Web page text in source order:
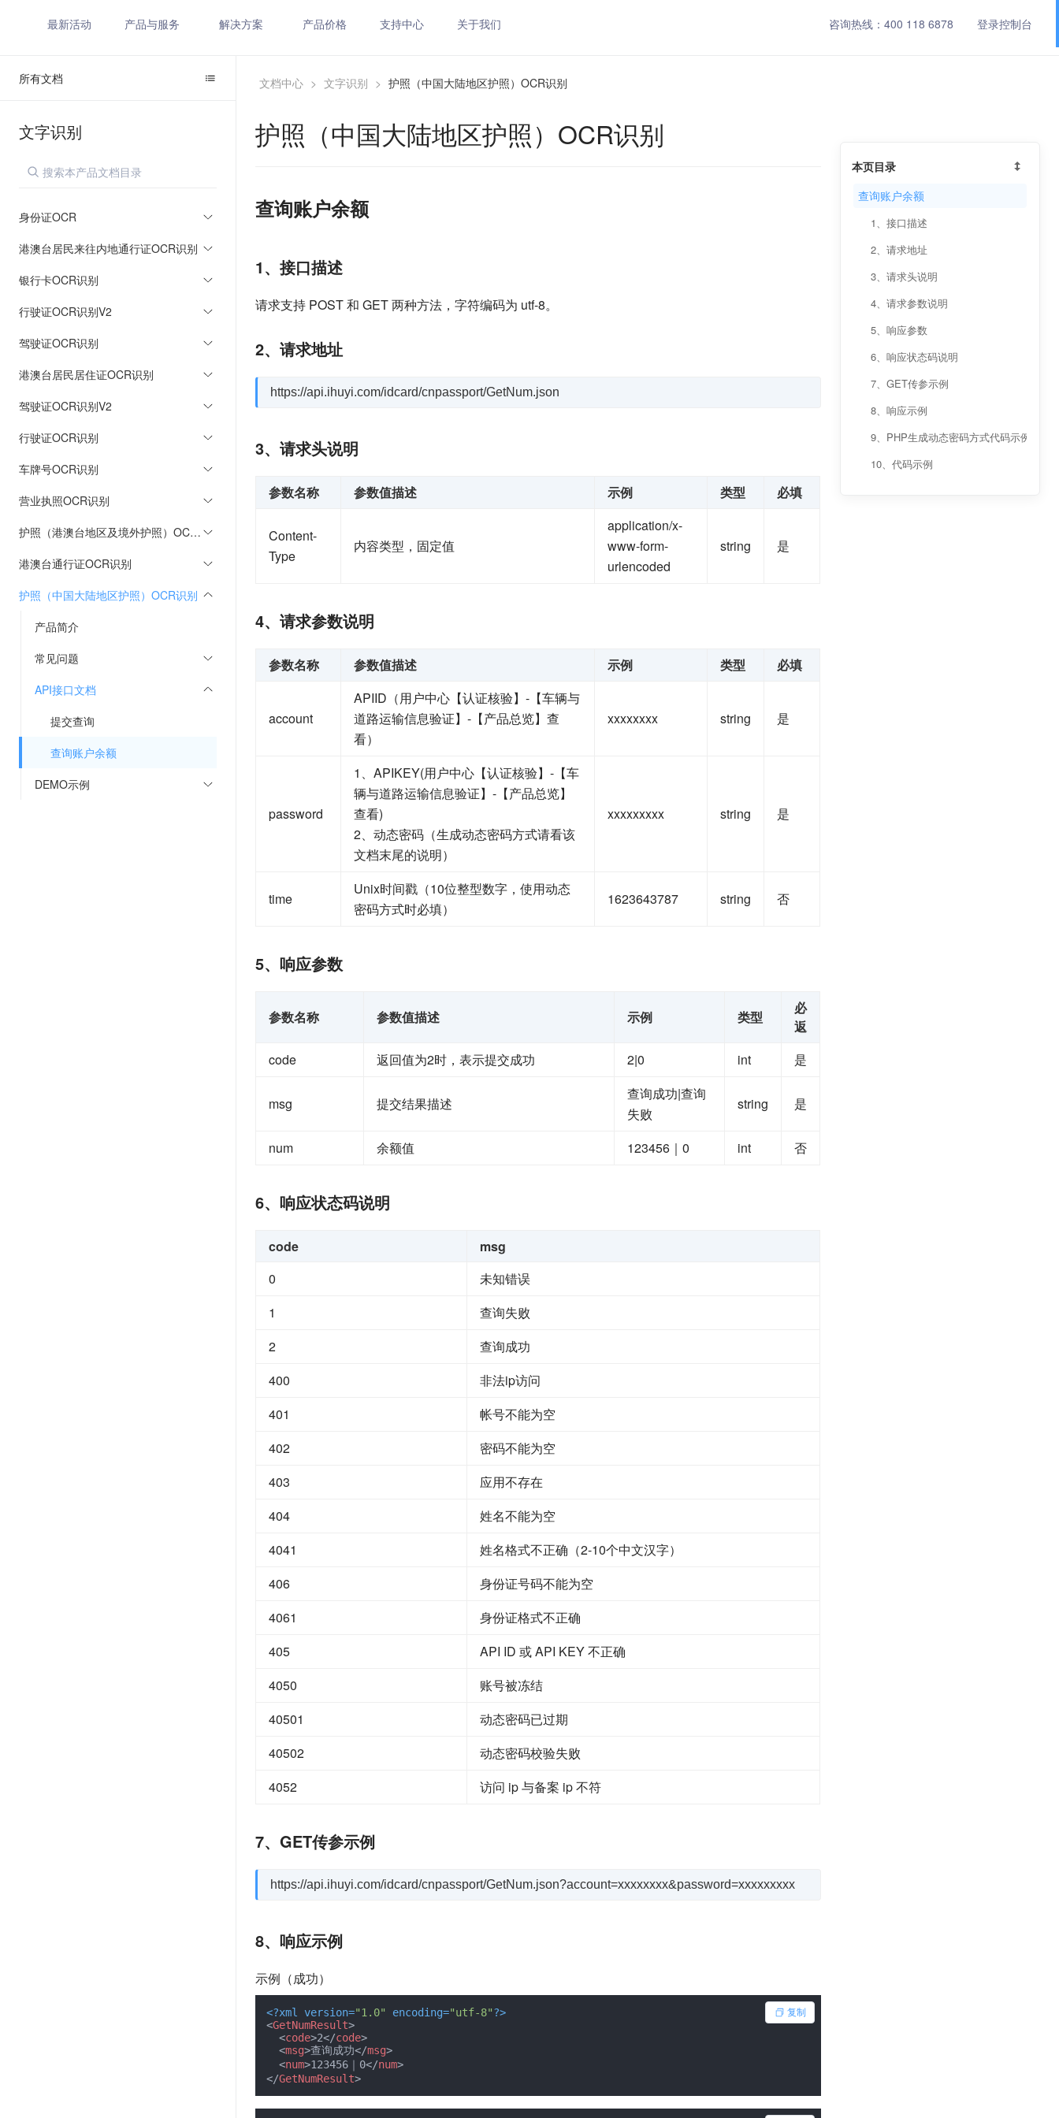
最新活动 产品与服务 解决方案 产品价格 支持中心 关于我们 咨询热线： 400 118 6878 登录控制台
所有文档
文字识别
身份证OCR
港澳台居民来往内地通行证OCR识别
银行卡OCR识别
行驶证OCR识别V2
驾驶证OCR识别
港澳台居民居住证OCR识别
驾驶证OCR识别V2
行驶证OCR识别
车牌号OCR识别
营业执照OCR识别
护照（港澳台地区及境外护照）OCR识别
港澳台通行证OCR识别
护照（中国大陆地区护照）OCR识别
产品简介
常见问题
API接口文档
提交查询
查询账户余额
DEMO示例
文档中心 > 文字识别 > 护照（中国大陆地区护照）OCR识别
护照（中国大陆地区护照）OCR识别
查询账户余额
1、接口描述
请求支持 POST 和 GET 两种方法，字符编码为 utf-8。
2、请求地址
https://api.ihuyi.com/idcard/cnpassport/GetNum.json
3、请求头说明
参数名称 参数值描述 示例 类型 必填
Content-
Type
内容类型，固定值
application/x-
www-form-
urlencoded
string 是
4、请求参数说明
参数名称 参数值描述 示例 类型 必填
account
APIID（用户中心【认证核验】-【车辆与
道路运输信息验证】-【产品总览】查
看）
xxxxxxxx string 是
password
1、APIKEY(用户中心【认证核验】-【车
辆与道路运输信息验证】-【产品总览】
查看)
2、动态密码（生成动态密码方式请看该
文档末尾的说明）
xxxxxxxxx string 是
time
Unix时间戳（10位整型数字，使用动态
密码方式时必填）
1623643787 string 否
5、响应参数
参数名称 参数值描述 示例 类型
必
返
code
返回值为2时，表示提交成功 2|0 int 是
msg 提交结果描述
查询成功|查询
失败
string 是
num 余额值 123456｜0 int 否
6、响应状态码说明
code
msg
0
未知错误
1
查询失败
2
查询成功
400
非法ip访问
401
帐号不能为空
402
密码不能为空
403
应用不存在
404
姓名不能为空
4041
姓名格式不正确（2-10个中文汉字）
406
身份证号码不能为空
4061
身份证格式不正确
405
API ID 或 API KEY 不正确
4050
账号被冻结
40501
动态密码已过期
40502
动态密码校验失败
4052
访问 ip 与备案 ip 不符
7、GET传参示例
https://api.ihuyi.com/idcard/cnpassport/GetNum.json?account=xxxxxxxx&password=xxxxxxxxx
8、响应示例
示例（成功）
<?xml version="1.0" encoding="utf-8"?>
<GetNumResult>
<code>2</code>
<msg>查询成功</msg>
<num>123456｜0</num>
</GetNumResult>
复制
本页目录
查询账户余额
1、接口描述
2、请求地址
3、请求头说明
4、请求参数说明
5、响应参数
6、响应状态码说明
7、GET传参示例
8、响应示例
9、PHP生成动态密码方式代码示例
10、代码示例